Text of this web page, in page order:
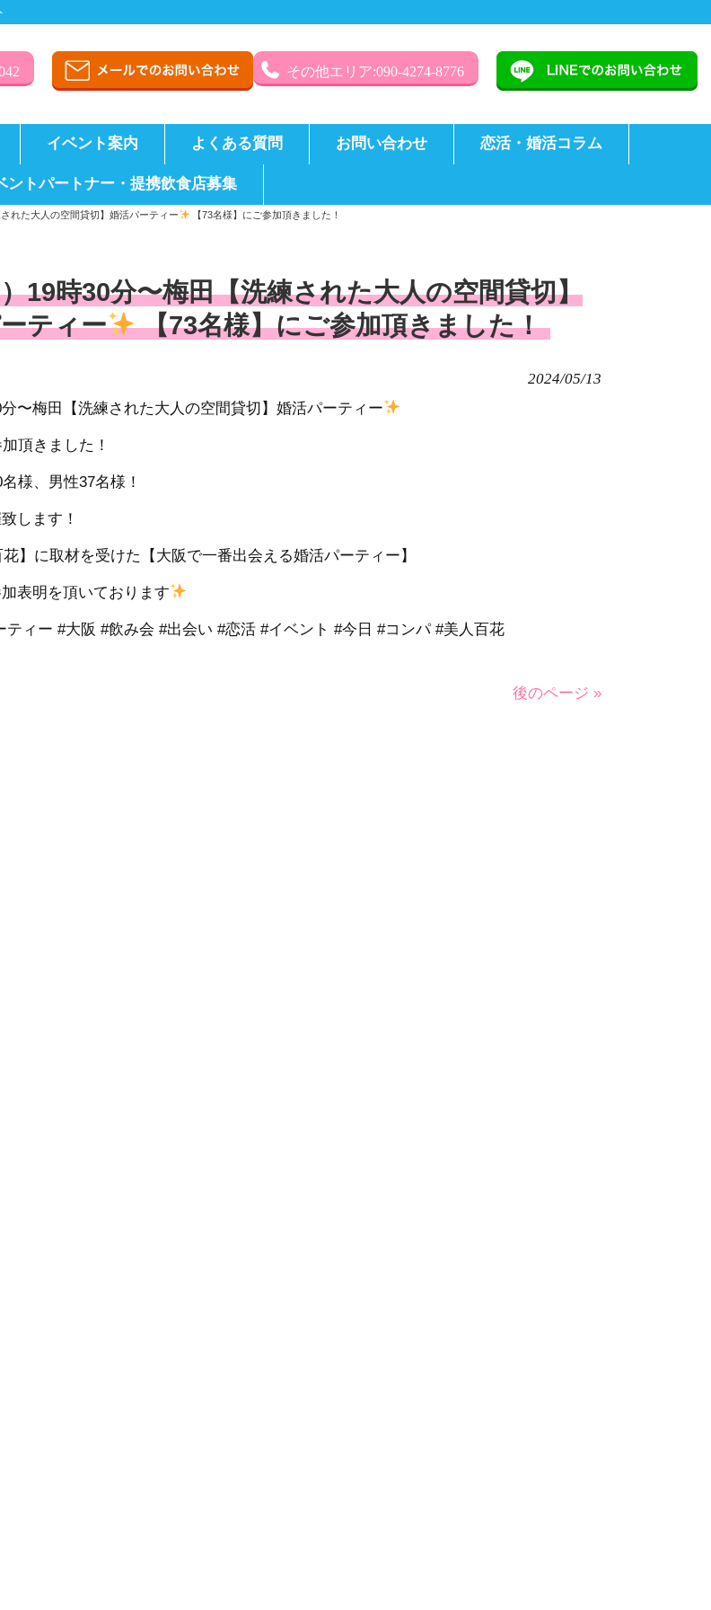
その他エリア:090-4274-8776
イベント案内 よくある質問 お問い合わせ 恋活・婚活コラム
ントパートナー・提携飲食店募集
れた大人の空間貸切】婚活パーティー 【73名様】にご参加頂きました！
19時30分〜梅田【洗練された大人の空間貸切】
ティー
【73名様】にご参加頂きました！
2024/05/13
〜梅田【洗練された大人の空間貸切】婚活パーティー
頂きました！
様、男性37名様！
します！
花】に取材を受けた【大阪で一番出会える婚活パーティー】
表明を頂いております
ティー #大阪 #飲み会 #出会い #恋活 #イベント #今日 #コンパ #美人百花
後のページ »